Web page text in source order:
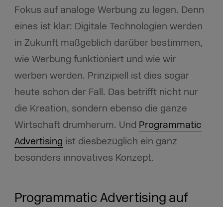
Fokus auf analoge Werbung zu legen. Denn
eines ist klar: Digitale Technologien werden
in Zukunft maßgeblich darüber bestimmen,
wie Werbung funktioniert und wie wir
werben werden. Prinzipiell ist dies sogar
heute schon der Fall. Das betrifft nicht nur
die Kreation, sondern ebenso die ganze
Wirtschaft drumherum. Und Programmatic
Advertising ist diesbezüglich ein ganz
besonders innovatives Konzept.
Programmatic Advertising auf